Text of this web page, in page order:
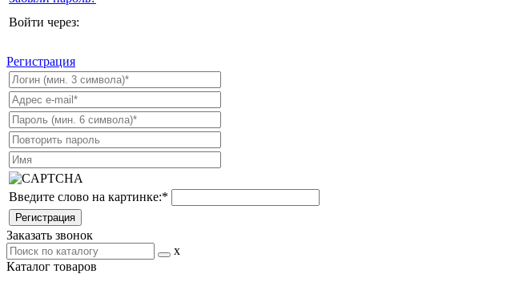
Войти через:
Регистрация
Введите слово на картинке:*
Заказать звонок
x
Каталог товаров